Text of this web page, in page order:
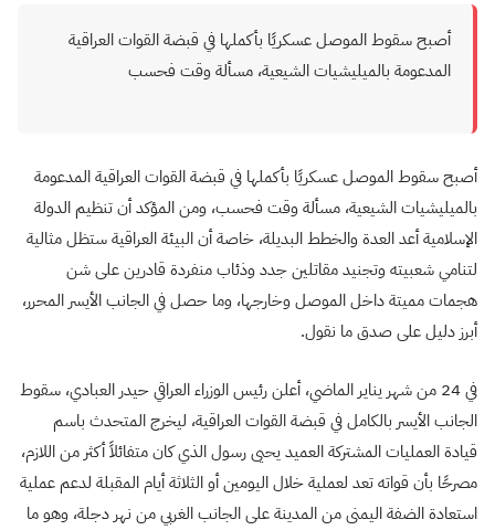
أصبح سقوط الموصل عسكريًا بأكملها في قبضة القوات العراقية
المدعومة بالميليشيات الشيعية، مسألة وقت فحسب
أصبح سقوط الموصل عسكريًا بأكملها في قبضة القوات العراقية المدعومة
بالميليشيات الشيعية، مسألة وقت فحسب، ومن المؤكد أن تنظيم الدولة
الإسلامية أعد العدة والخطط البديلة، خاصة أن البيئة العراقية ستظل مثالية
لتنامي شعبيته وتجنيد مقاتلين جدد وذئاب منفردة قادرين على شن
هجمات مميتة داخل الموصل وخارجها، وما حصل في الجانب الأيسر المحرر،
أبرز دليل على صدق ما نقول.
في 24 من شهر يناير الماضي، أعلن رئيس الوزراء العراقي حيدر العبادي، سقوط
الجانب الأيسر بالكامل في قبضة القوات العراقية، ليخرج المتحدث باسم
قيادة العمليات المشتركة العميد يحيى رسول الذي كان متفائلاً أكثر من اللازم،
مصرحًا بأن قواته تعد لعملية خلال اليومين أو الثلاثة أيام المقبلة لدعم عملية
استعادة الضفة اليمنى من المدينة على الجانب الغربي من نهر دجلة، وهو ما